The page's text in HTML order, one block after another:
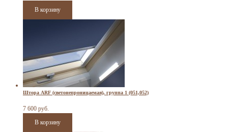
Штора ARF (светонепроницаемая), группа 1 (051,052)
7 600 руб.